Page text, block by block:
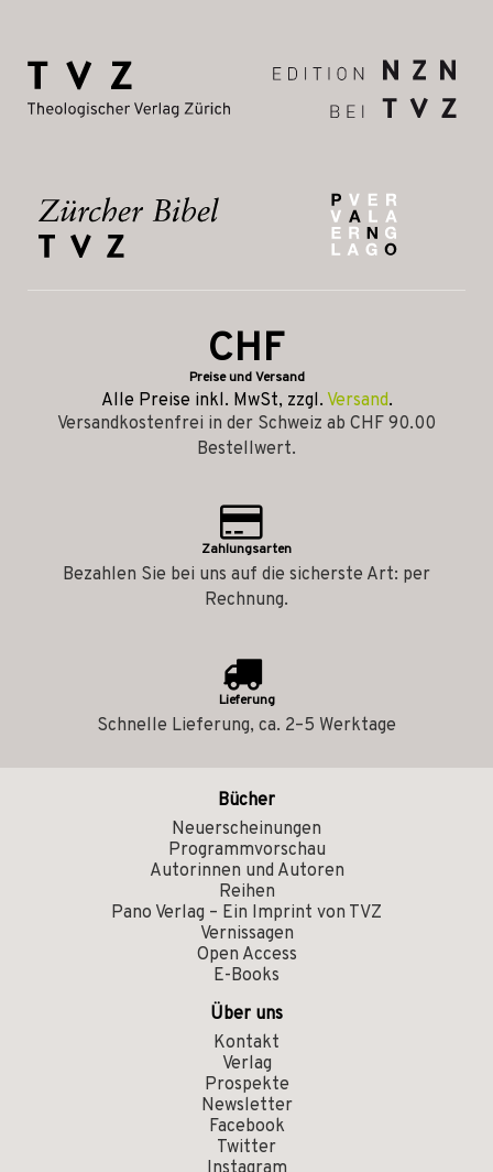
CHF
Preise und Versand
Alle Preise inkl. MwSt, zzgl. Versand.
Versandkostenfrei in der Schweiz ab CHF 90.00
Bestellwert.
Zahlungsarten
Bezahlen Sie bei uns auf die sicherste Art: per
Rechnung.
Lieferung
Schnelle Lieferung, ca. 2–5 Werktage
Bücher
Neuerscheinungen
Programmvorschau
Autorinnen und Autoren
Reihen
Pano Verlag – Ein Imprint von TVZ
Vernissagen
Open Access
E-Books
Über uns
Kontakt
Verlag
Prospekte
Newsletter
Facebook
Twitter